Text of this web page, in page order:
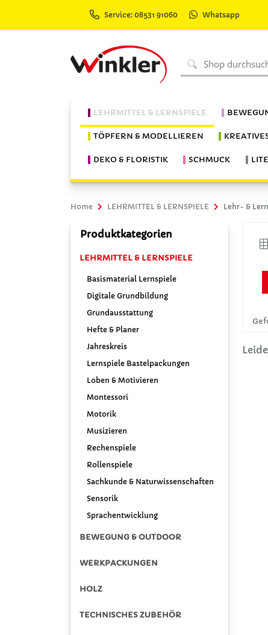
Service: 08531 91060 Whatsapp
LEHRMITTEL & LERNSPIELE
TÖPFERN & MODELLIEREN
DEKO & FLORISTIK SCHMUCK
Home LEHRMITTEL & LERNSPIELE Lehr- &
Produktkategorien
LEHRMITTEL & LERNSPIELE
Basismaterial Lernspiele
Digitale Grundbildung
Grundausstattung
Hefte & Planer
Jahreskreis
Lernspiele Bastelpackungen
Loben & Motivieren
Montessori
Motorik
Musizieren
Rechenspiele
Rollenspiele
Sachkunde & Naturwissenschaften
Sensorik
Sprachentwicklung
BEWEGUNG & OUTDOOR
WERKPACKUNGEN
HOLZ
TECHNISCHES ZUBEHÖR